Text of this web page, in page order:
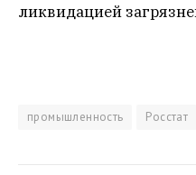
ликвидацией
промышленность Росстат